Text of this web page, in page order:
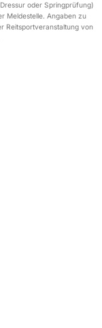
oder Springprüfung)
Meldestelle. Angaben zu
Reitsportveranstaltung von